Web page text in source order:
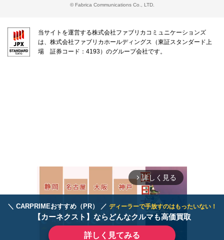
＼ CARPRIMEおすすめ（PR） ／ ディーラーで手放すのはもったいない！
【カーネクスト】ならどんなクルマも高価買取
詳しく見てみる
© Fabrica Communications Co., LTD.
当サイトを運営する株式会社ファブリカコミュニケーションズ
は、株式会社ファブリカホールディングス（東証スタンダード上
場 証券コード：4193）のグループ会社です。
arrow_forward_ios 詳しく見る